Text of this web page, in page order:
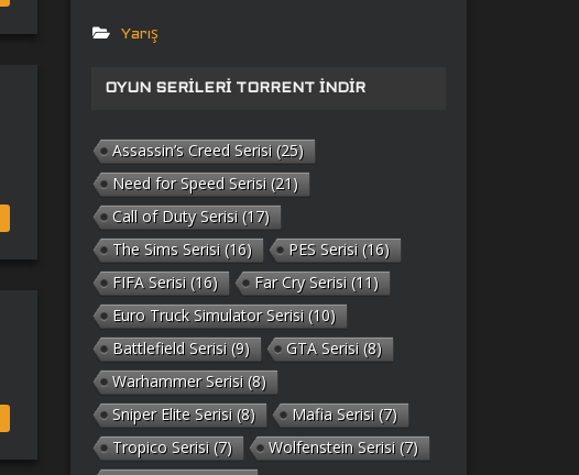
Yarış
OYUN SERILERI TORRENT İNDIR
Assassin’s Creed Serisi (25)
Need for Speed Serisi (21)
Call of Duty Serisi (17)
The Sims Serisi (16) PES Serisi (16)
FIFA Serisi (16) Far Cry Serisi (11)
Euro Truck Simulator Serisi (10)
Battlefield Serisi (9) GTA Serisi (8)
Warhammer Serisi (8)
Sniper Elite Serisi (8) Mafia Serisi (7)
Tropico Serisi (7) Wolfenstein Serisi (7)